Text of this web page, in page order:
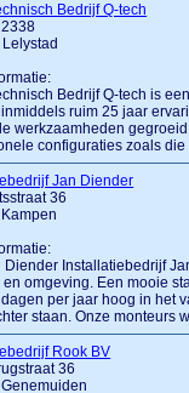
Bedrijf Q-tech
Bedrijf Q-tech is
ruim 25 jaar
werkzaamheden
configuraties zoals
Jan Diender
36
Diender Installatiebedrijf
en omgeving. Een mooie
per jaar hoog in het
staan. Onze monteurs
Rook BV
36